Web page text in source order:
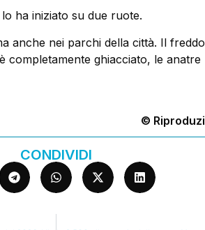
lo ha iniziato su due ruote.
anche nei parchi della città. Il
completamente ghiacciato, le
©
CONDIVIDI